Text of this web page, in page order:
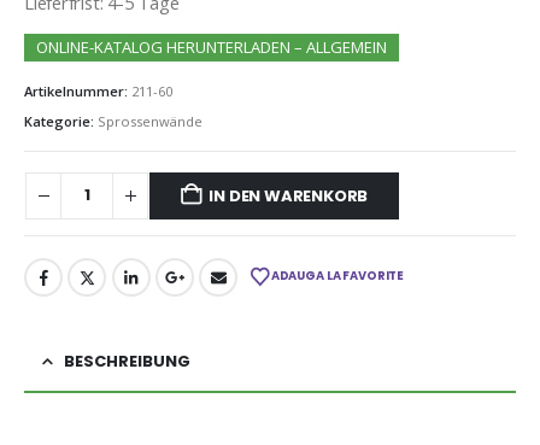
ONLINE-KATALOG HERUNTERLADEN – ALLGEMEIN
Artikelnummer: 211-60
Kategorie: Sprossenwände
IN DEN WARENKORB
ADAUGA LA FAVORITE
BESCHREIBUNG